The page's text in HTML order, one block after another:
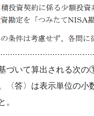
づいて算出される次
〈答〉は表示単位の小
。